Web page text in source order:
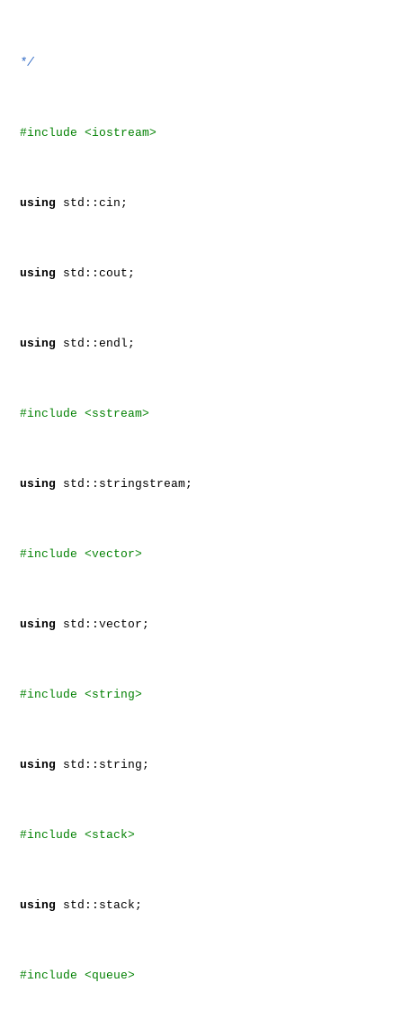
*/
#include <iostream>
using std::cin;
using std::cout;
using std::endl;
#include <sstream>
using std::stringstream;
#include <vector>
using std::vector;
#include <string>
using std::string;
#include <stack>
using std::stack;
#include <queue>